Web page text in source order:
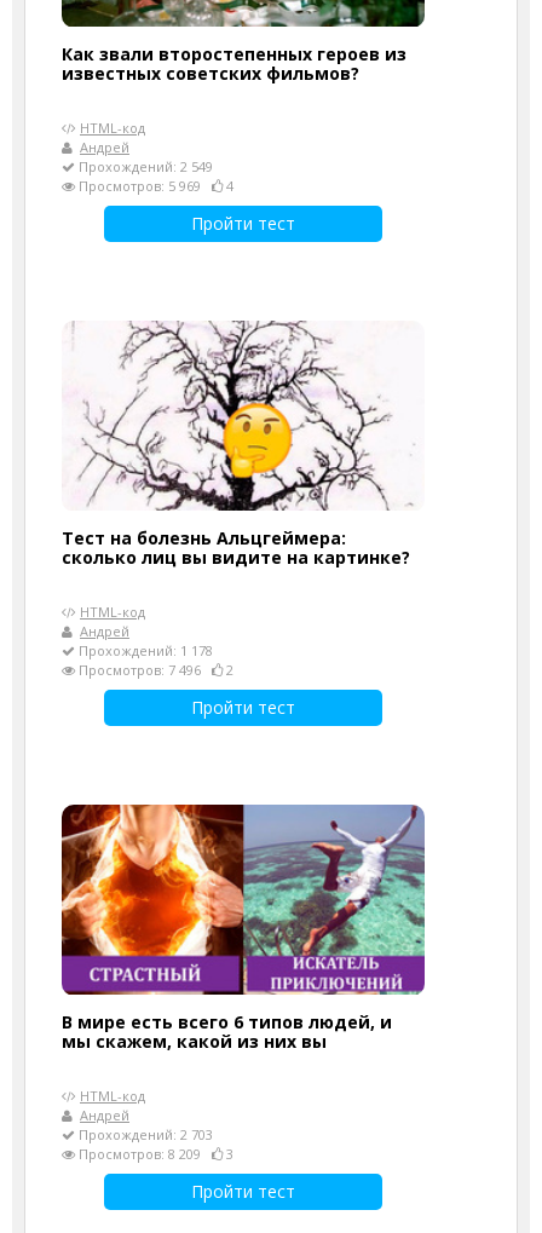
Как звали второстепенных героев из
известных советских фильмов?
HTML-код
Андрей
Прохождений: 2 549
Просмотров: 5 969
4
Пройти тест
Тест на болезнь Альцгеймера:
сколько лиц вы видите на картинке?
HTML-код
Андрей
Прохождений: 1 178
Просмотров: 7 496
2
Пройти тест
В мире есть всего 6 типов людей, и
мы скажем, какой из них вы
HTML-код
Андрей
Прохождений: 2 703
Просмотров: 8 209
3
Пройти тест